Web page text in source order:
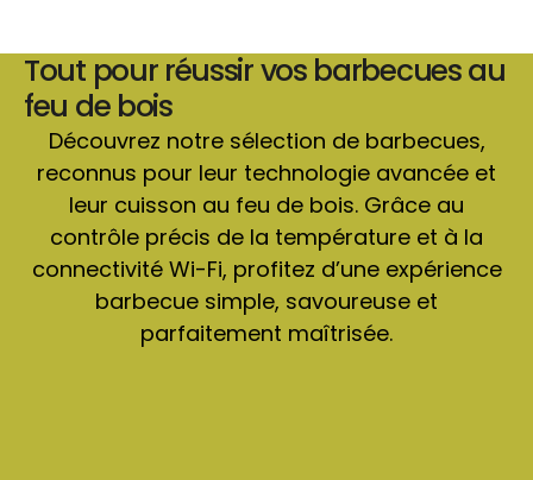
Tout pour réussir vos barbecues au
feu de bois
Découvrez notre sélection de barbecues,
reconnus pour leur technologie avancée et
leur cuisson au feu de bois. Grâce au
contrôle précis de la température et à la
connectivité Wi-Fi, profitez d’une expérience
barbecue simple, savoureuse et
parfaitement maîtrisée.